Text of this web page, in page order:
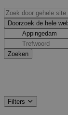
Filters